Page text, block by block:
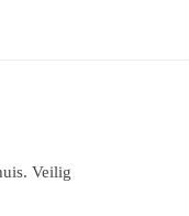
Veilig